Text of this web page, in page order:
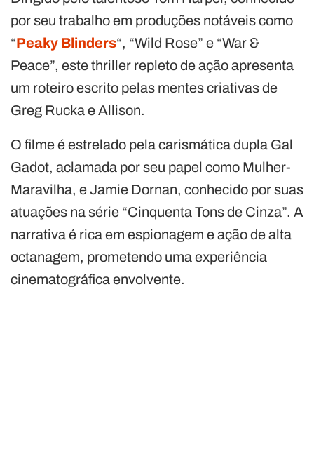
por seu trabalho em produções notáveis ​​como
“Peaky Blinders“, “Wild Rose” e “War &
Peace”, este thriller repleto de ação apresenta
um roteiro escrito pelas mentes criativas de
Greg Rucka e Allison.
O filme é estrelado pela carismática dupla Gal
Gadot, aclamada por seu papel como Mulher-
Maravilha, e Jamie Dornan, conhecido por suas
atuações na série “Cinquenta Tons de Cinza”. A
narrativa é rica em espionagem e ação de alta
octanagem, prometendo uma experiência
cinematográfica envolvente.